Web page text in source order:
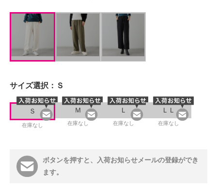
サイズ選択： Ｓ
Ｓ
在庫なし
Ｍ
在庫なし
Ｌ
在庫なし
ＬＬ
在庫なし
ボタンを押すと、入荷お知らせメールの登録ができ
ます。